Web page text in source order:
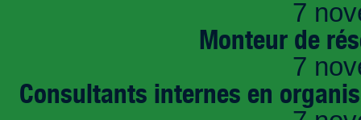
7
Monteur de
7
Consultants internes en